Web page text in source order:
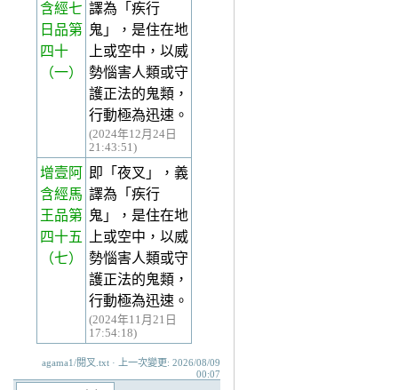
含經七
日品第
四十
（一）
譯為「疾行
鬼」，是住在地
上或空中，以威
勢惱害人類或守
護正法的鬼類，
行動極為迅速。
(2024年12月24日
21:43:51)
增壹阿
含經馬
王品第
四十五
（七）
即「夜叉」，義
譯為「疾行
鬼」，是住在地
上或空中，以威
勢惱害人類或守
護正法的鬼類，
行動極為迅速。
(2024年11月21日
17:54:18)
agama1/閱叉.txt · 上一次變更: 2026/08/09
00:07